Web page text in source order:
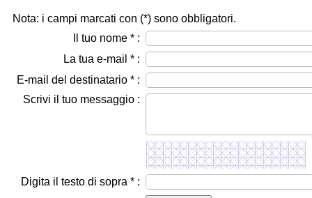
Nota: i campi marcati con (*) sono obbligatori.
Il tuo nome * :
La tua e-mail * :
E-mail del destinatario * :
Scrivi il tuo messaggio :
Digita il testo di sopra * :